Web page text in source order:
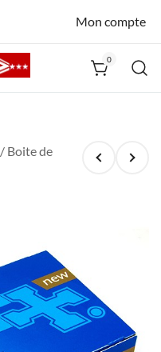
Mon compte
0
/ Boite de